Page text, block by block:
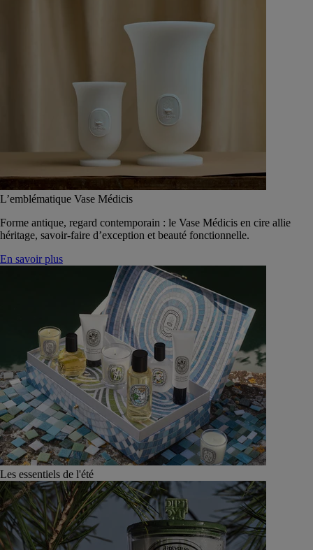
L’emblématique Vase Médicis
Forme antique, regard contemporain : le Vase Médicis en cire allie
héritage, savoir-faire d’exception et beauté fonctionnelle.
En savoir plus
Les essentiels de l'été